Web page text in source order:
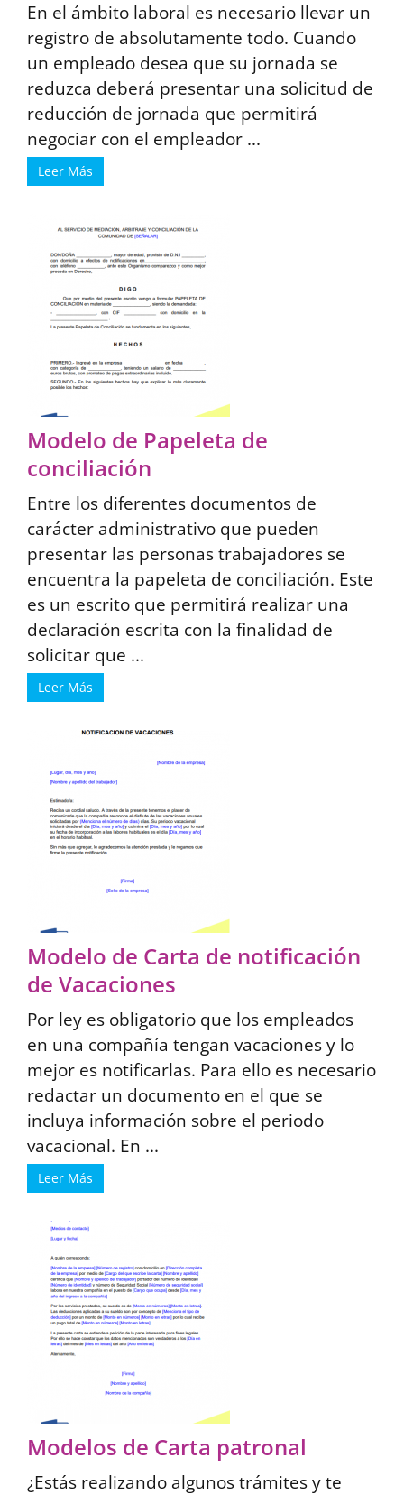
En el ámbito laboral es necesario llevar un
registro de absolutamente todo. Cuando
un empleado desea que su jornada se
reduzca deberá presentar una solicitud de
reducción de jornada que permitirá
negociar con el empleador ...
Leer Más
Modelo de Papeleta de
conciliación
Entre los diferentes documentos de
carácter administrativo que pueden
presentar las personas trabajadores se
encuentra la papeleta de conciliación. Este
es un escrito que permitirá realizar una
declaración escrita con la finalidad de
solicitar que ...
Leer Más
Modelo de Carta de notificación
de Vacaciones
Por ley es obligatorio que los empleados
en una compañía tengan vacaciones y lo
mejor es notificarlas. Para ello es necesario
redactar un documento en el que se
incluya información sobre el periodo
vacacional. En ...
Leer Más
Modelos de Carta patronal
¿Estás realizando algunos trámites y te